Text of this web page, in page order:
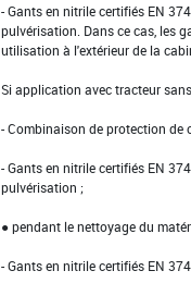
- Gants en nitrile certifiés EN
pulvérisation. Dans ce cas, les
utilisation à l'extérieur de la
Si application avec tracteur
- Combinaison de protection de
- Gants en nitrile certifiés EN
pulvérisation ;
● pendant le nettoyage du
- Gants en nitrile certifiés EN